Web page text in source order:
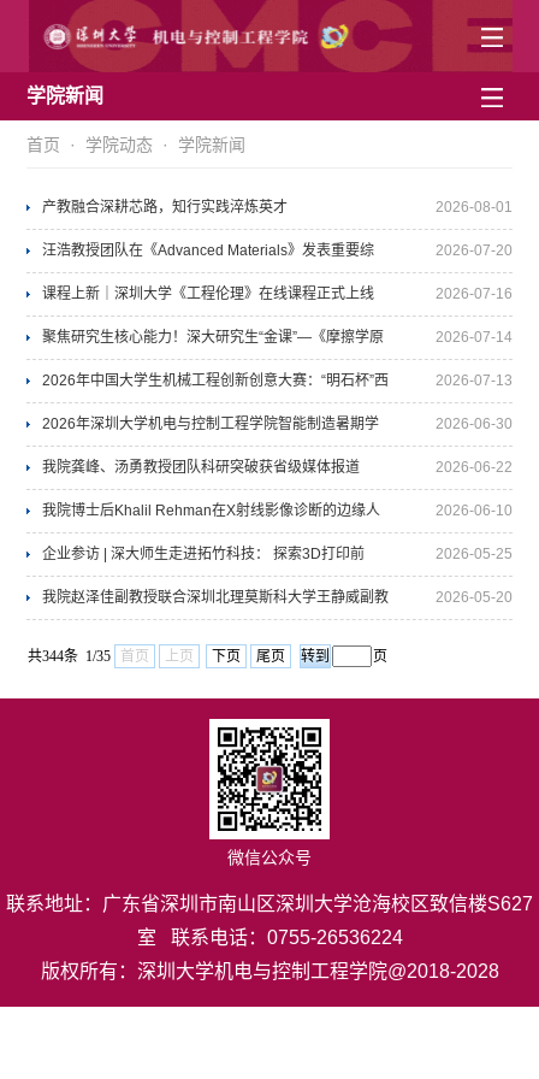
中文 English
学院新闻
首页 · 学院动态 · 学院新闻
产教融合深耕芯路，知行实践淬炼英才 2026-08-01
汪浩教授团队在《Advanced Materials》发表重要综
述：揭示非冷凝气体对太阳能驱动界面蒸发的影响机制
2026-07-20
课程上新｜深圳大学《工程伦理》在线课程正式上线 2026-07-16
聚焦研究生核心能力！深大研究生“金课”—《摩擦学原
理》正式上线
2026-07-14
2026年中国大学生机械工程创新创意大赛：“明石杯”西
部区域赛在机电学院举办
2026-07-13
2026年深圳大学机电与控制工程学院智能制造暑期学
校活动
2026-06-30
我院龚峰、汤勇教授团队科研突破获省级媒体报道 2026-06-22
我院博士后Khalil Rehman在X射线影像诊断的边缘人
工智能领域取得系列成果
2026-06-10
企业参访 | 深大师生走进拓竹科技： 探索3D打印前
沿，解码科技智造未来
2026-05-25
我院赵泽佳副教授联合深圳北理莫斯科大学王静威副教 2026-05-20
共344条 1/35 首页 上页 下页 尾页 页
微信公众号
联系地址：广东省深圳市南山区深圳大学沧海校区致信楼S627
室 联系电话：0755-26536224
版权所有：深圳大学机电与控制工程学院@2018-2028